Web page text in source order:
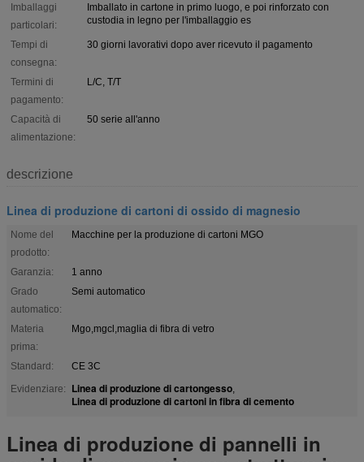
Imballaggi
particolari:
Imballato in cartone in primo luogo, e poi rinforzato con
custodia in legno per l'imballaggio es
Tempi di
consegna:
30 giorni lavorativi dopo aver ricevuto il pagamento
Termini di
pagamento:
L/C, T/T
Capacità di
alimentazione:
50 serie all'anno
descrizione
Linea di produzione di cartoni di ossido di magnesio
Nome del
prodotto:
Macchine per la produzione di cartoni MGO
Garanzia:
1 anno
Grado
automatico:
Semi automatico
Materia
prima:
Mgo,mgcl,maglia di fibra di vetro
Standard:
CE 3C
Evidenziare:
Linea di produzione di cartongesso,
Linea di produzione di cartoni in fibra di cemento
Linea di produzione di pannelli in